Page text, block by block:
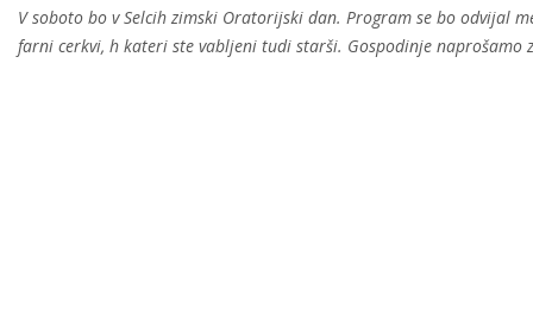
V soboto bo v Selcih zimski Oratorijski dan. Program se bo odvijal
farni cerkvi, h kateri ste vabljeni tudi starši. Gospodinje naprošamo